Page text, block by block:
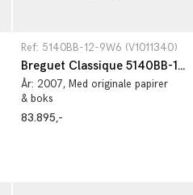
Ref: 5140BB-12-9W6 (V1011340)
Breguet Classique 5140BB-12-9W6
År: 2007, Med originale papirer
& boks
83.895,-